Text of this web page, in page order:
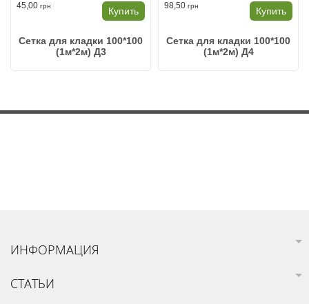
45,00 грн Купить
Сетка для кладки 100*100
(1м*2м) Д3
98,50 грн Купить
Сетка для кладки 100*100
(1м*2м) Д4
ИНФОРМАЦИЯ
СТАТЬИ